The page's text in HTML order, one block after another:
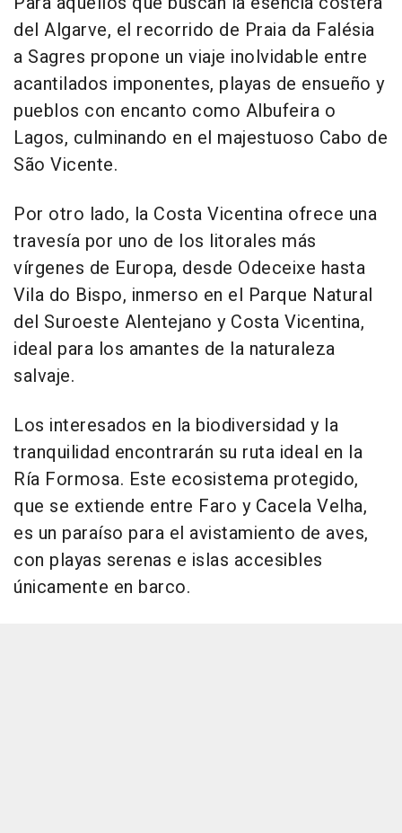
del Algarve, el recorrido de Praia da Falésia
a Sagres propone un viaje inolvidable entre
acantilados imponentes, playas de ensueño y
pueblos con encanto como Albufeira o
Lagos, culminando en el majestuoso Cabo de
São Vicente.
Por otro lado, la Costa Vicentina ofrece una
travesía por uno de los litorales más
vírgenes de Europa, desde Odeceixe hasta
Vila do Bispo, inmerso en el Parque Natural
del Suroeste Alentejano y Costa Vicentina,
ideal para los amantes de la naturaleza
salvaje.
Los interesados en la biodiversidad y la
tranquilidad encontrarán su ruta ideal en la
Ría Formosa. Este ecosistema protegido,
que se extiende entre Faro y Cacela Velha,
es un paraíso para el avistamiento de aves,
con playas serenas e islas accesibles
únicamente en barco.